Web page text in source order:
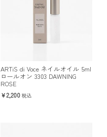
ARTiS di Voce ネイルオイル 5ml
ロールオン 3303 DAWNING
ROSE
2,200 税込